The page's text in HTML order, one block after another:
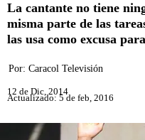
La cantante no tiene
misma parte de las
las usa como excusa
Por: Caracol Televisión
12 de Dic, 2014
Actualizado: 5 de feb, 2016